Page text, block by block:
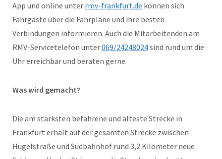
App und online unter rmv-frankfurt.de können sich
Fahrgäste über die Fahrpläne und ihre besten
Verbindungen informieren. Auch die Mitarbeitenden am
RMV-Servicetelefon unter069/24248024sind rund um die
Uhr erreichbar und beraten gerne.
Was wird gemacht?
Die am stärksten befahrene und älteste Strecke in
Frankfurt erhält auf der gesamten Strecke zwischen
Hügelstraße und Südbahnhof rund 3,2 Kilometer neue